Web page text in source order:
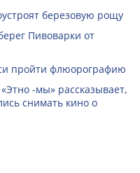
березовую рощу
Пивоварки от
пройти флюорографию
-мы» рассказывает,
снимать кино о